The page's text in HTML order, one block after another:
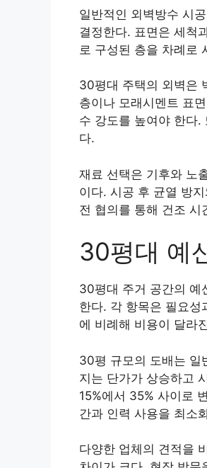
일반적인 외벽방수 시
결정한다. 표면은 세척
로 구성된 층을 차례로
30평대 주택의 외벽은
층이나 모래시멘트 표
수 강도를 높여야 한다.
다.
재료 선택은 기후와 노
이다. 시공 후 균열 방
전 협의를 통해 건조 시
30평대 예
30평대 주거 공간의 예
한다. 각 항목은 필요성
에 비례해 비용이 달라
30평 규모의 도배는 일
지는 단가가 상승하고
15%에서 35% 사이로
간과 인력 사용을 최소
다양한 업체의 견적을